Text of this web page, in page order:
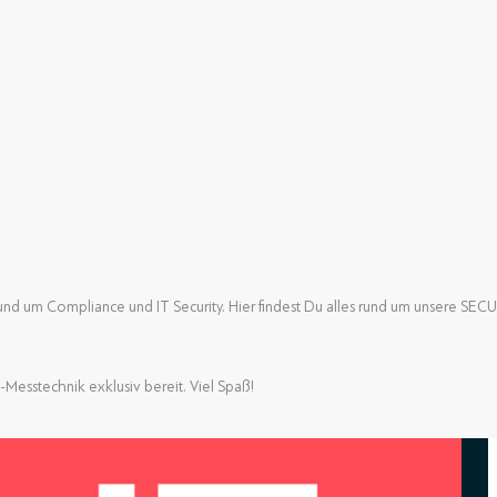
um Compliance und IT Security. Hier findest Du alles rund um unsere
exklusiv bereit. Viel Spaß!
um Compliance und IT Security. Hier findest Du alles rund um unsere
exklusiv bereit. Viel Spaß!